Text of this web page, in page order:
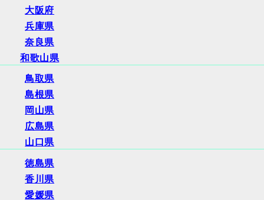
大阪府
兵庫県
奈良県
和歌山県
鳥取県
島根県
岡山県
広島県
山口県
徳島県
香川県
愛媛県